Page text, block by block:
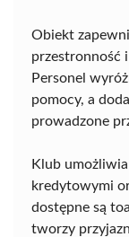
Obiekt
przestronność
Personel
pomocy, a
prowadzone
Klub
kredytowymi
dostępne są
tworzy